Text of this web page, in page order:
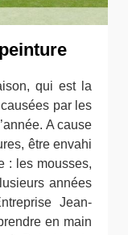
qui est la
par les
A cause
être envahi
: les mousses,
années
Jean-
en main